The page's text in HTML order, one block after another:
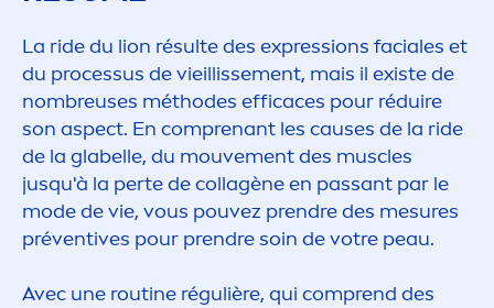
La ride du lion résulte des expressions faciales et
du processus de vieillissement, mais il existe de
nombreuses méthodes efficaces pour réduire
son aspect. En comprenant les causes de la ride
de la glabelle, du mouvement des muscles
jusqu'à la perte de collagène en passant par le
mode de vie, vous pouvez prendre des mesures
préventives pour prendre soin de votre peau.
Avec une routine régulière, qui comprend des